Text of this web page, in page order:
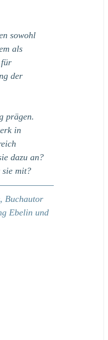
sowohl
als
für
der
prägen.
in
dazu an?
sie mit?
Buchautor
Ebelin und